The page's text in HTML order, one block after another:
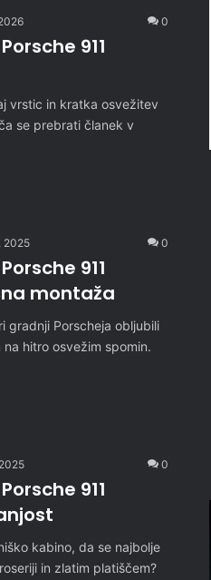
0
911
vrstic in kratka osvežitev
se prebrati članek v
2025 0
911
montaža
gradnji Porscheja obljubili
hitro osvežim spomin.
0
911
kabino, da se najbolje
in zlatim platiščem?